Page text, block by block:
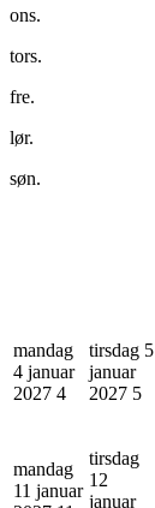
ons.
tors.
fre.
lør.
søn.
mandag
4 januar
2027 4
tirsdag 5
januar
2027 5
mandag
11 januar
tirsdag
12
januar